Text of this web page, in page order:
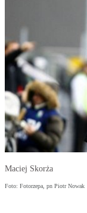
Maciej Skorża
Foto: Fotorzepa, pn Piotr Nowak